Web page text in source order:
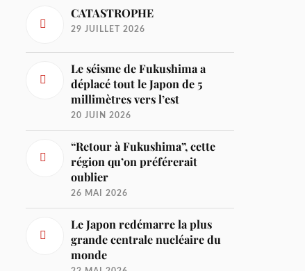
CATASTROPHE
29 JUILLET 2026
Le séisme de Fukushima a
déplacé tout le Japon de 5
millimètres vers l’est
20 JUIN 2026
“Retour à Fukushima”, cette
région qu’on préférerait
oublier
26 MAI 2026
Le Japon redémarre la plus
grande centrale nucléaire du
monde